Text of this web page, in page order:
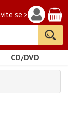
se >
CD/DVD